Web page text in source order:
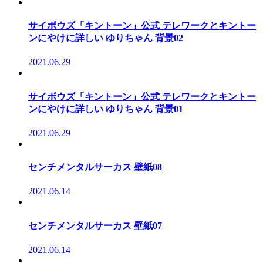
サイボウズ「キントーン」公式 テレワークとキントー
ンにやけに詳しい ゆりちゃん 背景02
2021.06.29
サイボウズ「キントーン」公式 テレワークとキントー
ンにやけに詳しい ゆりちゃん 背景01
2021.06.29
センチメンタルサーカス 壁紙08
2021.06.14
センチメンタルサーカス 壁紙07
2021.06.14